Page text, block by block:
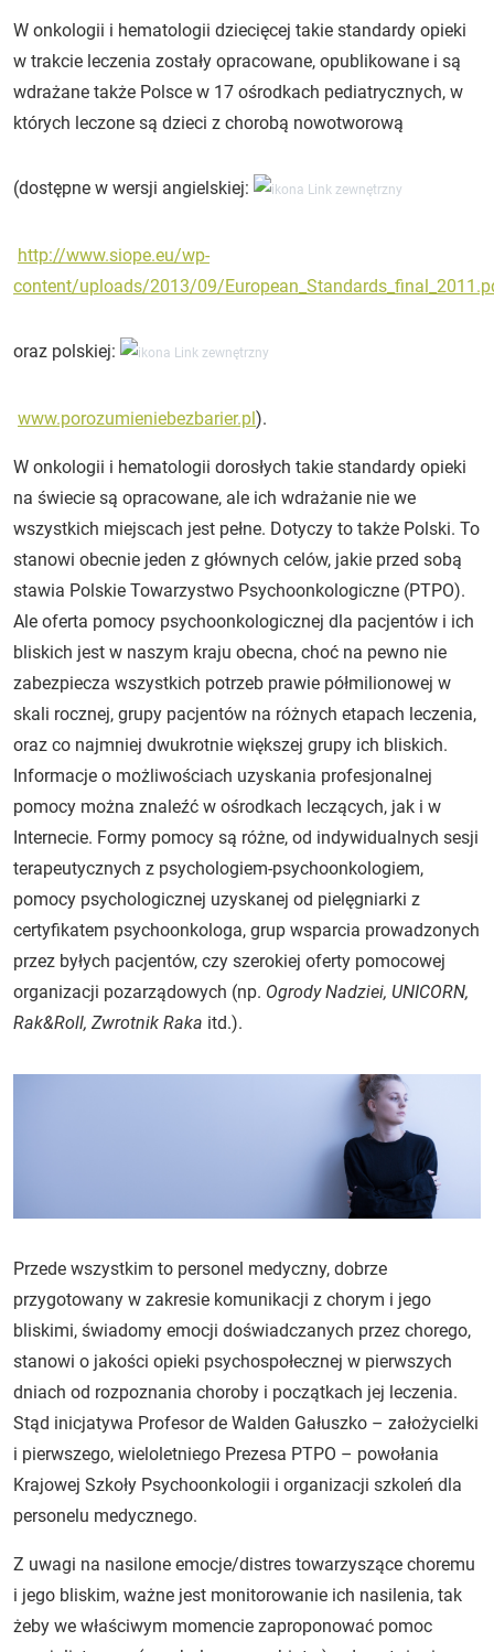
W onkologii i hematologii dziecięcej takie standardy opieki
w trakcie leczenia zostały opracowane, opublikowane i są
wdrażane także Polsce w 17 ośrodkach pediatrycznych, w
których leczone są dzieci z chorobą nowotworową
(dostępne w wersji angielskiej:
http://www.siope.eu/wp-
content/uploads/2013/09/
oraz polskiej:
www.porozumieniebezbarier.pl).
W onkologii i hematologii dorosłych takie standardy opieki
na świecie są opracowane, ale ich wdrażanie nie we
wszystkich miejscach jest pełne. Dotyczy to także Polski. To
stanowi obecnie jeden z głównych celów, jakie przed sobą
stawia Polskie Towarzystwo Psychoonkologiczne (PTPO).
Ale oferta pomocy psychoonkologicznej dla pacjentów i ich
bliskich jest w naszym kraju obecna, choć na pewno nie
zabezpiecza wszystkich potrzeb prawie półmilionowej w
skali rocznej, grupy pacjentów na różnych etapach leczenia,
oraz co najmniej dwukrotnie większej grupy ich bliskich.
Informacje o możliwościach uzyskania profesjonalnej
pomocy można znaleźć w ośrodkach leczących, jak i w
Internecie. Formy pomocy są różne, od indywidualnych sesji
terapeutycznych z psychologiem-psychoonkologiem,
pomocy psychologicznej uzyskanej od pielęgniarki z
certyfikatem psychoonkologa, grup wsparcia prowadzonych
przez byłych pacjentów, czy szerokiej oferty pomocowej
organizacji pozarządowych (np. Ogrody Nadziei, UNICORN,
Rak&Roll, Zwrotnik Raka itd.).
Przede wszystkim to personel medyczny, dobrze
przygotowany w zakresie komunikacji z chorym i jego
bliskimi, świadomy emocji doświadczanych przez chorego,
stanowi o jakości opieki psychospołecznej w pierwszych
dniach od rozpoznania choroby i początkach jej leczenia.
Stąd inicjatywa Profesor de Walden Gałuszko – założycielki
i pierwszego, wieloletniego Prezesa PTPO – powołania
Krajowej Szkoły Psychoonkologii i organizacji szkoleń dla
personelu medycznego.
Z uwagi na nasilone emocje/distres towarzyszące choremu
i jego bliskim, ważne jest monitorowanie ich nasilenia, tak
żeby we właściwym momencie zaproponować pomoc